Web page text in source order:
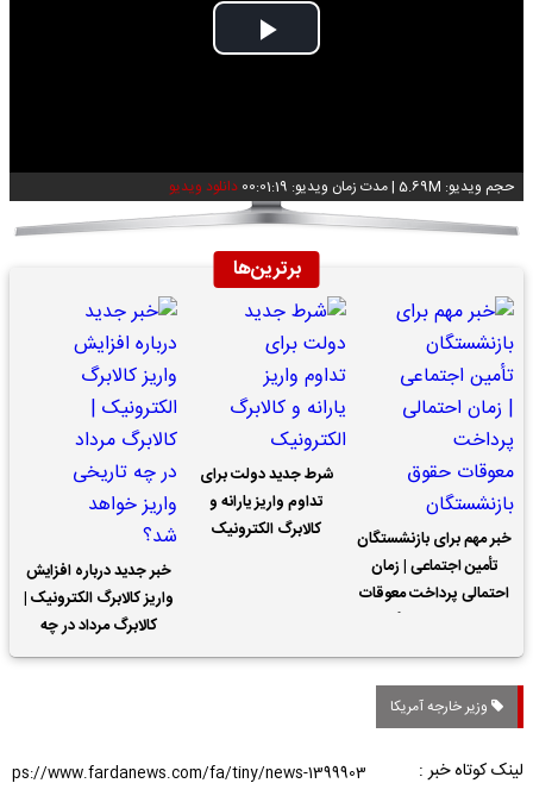
Play
حجم ویدیو: 5.69M |مدت زمان ویدیو: 00:01:19 دانلود ویدیو
برترین‌ها
خبر مهم برای بازنشستگان
تأمین اجتماعی | زمان
احتمالی پرداخت معوقات
شرط جدید دولت برای
تداوم واریز یارانه و
کالابرگ الکترونیک
خبر جدید درباره افزایش
واریز کالابرگ الکترونیک |
کالابرگ مرداد در چه
تاریخی واریز خواهد شد؟
وزیر خارجه آمریکا
لینک کوتاه خبر :